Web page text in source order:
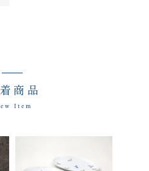
商品
Item